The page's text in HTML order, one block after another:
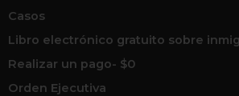
Casos
Libro electrónico gratuito sobre
Realizar un pago- $0
Orden Ejecutiva